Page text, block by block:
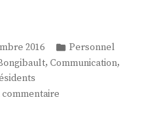
2016
Publié
dans
Personnel
, Communication,